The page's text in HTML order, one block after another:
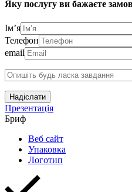
Яку послугу ви бажаєте
Ім’я
Телефон
email
Надіслати
Презентація
Бриф
Веб сайт
Упаковка
Логотип